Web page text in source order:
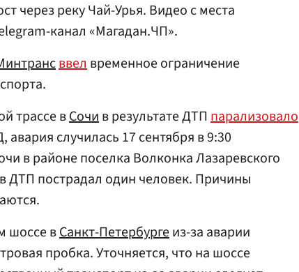
через реку Чай-Урья. Видео с места
канал «Магадан.ЧП».
ввелвременное ограничение
трассе вСочив результате ДТП парализовало
случилась 17 сентября в 9:30
в районе поселка Волконка Лазаревского
ДТП пострадал один человек. Причины
шоссе вСанкт-Петербургеиз-за аварии
пробка. Уточняется, что на шоссе